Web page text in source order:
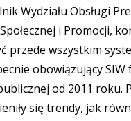
Wydziału Obsługi
i Promocji,
przede wszystkim
obowiązujący
od 2011 roku.
się trendy, jak